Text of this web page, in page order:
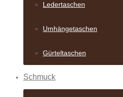
Ledertaschen
Umhängetaschen
Gürteltaschen
Schmuck